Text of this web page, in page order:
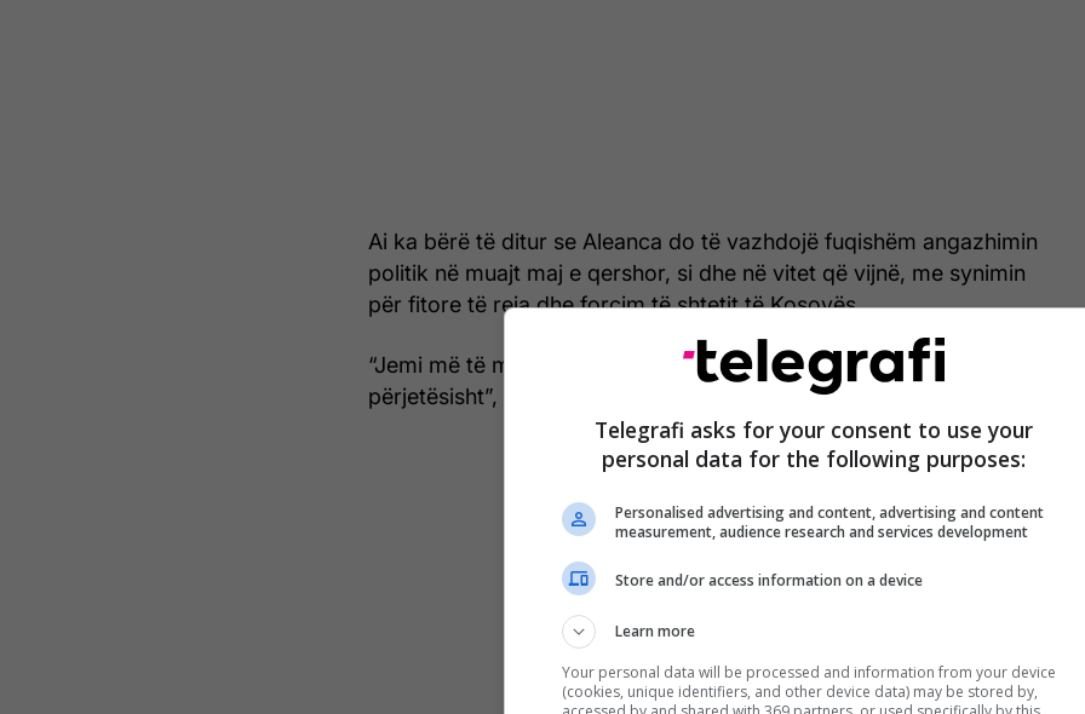
Ai ka bërë të ditur se Aleanca do të vazhdojë fuqishëm angazhimin
politik në muajt maj e qershor, si dhe në vitet që vijnë, me synimin
për fitore të reja dhe forcim të shtetit të Kosovës.
“Jemi më të mirët. Me ju, për shtetin. Me Kosovën, me Aleancën,
përjetësisht”, ka deklaruar Haradinaj. /Telegrafi/
Telegrafi asks for your consent to use your
personal data for the following purposes:
Personalised advertising and content, advertising and content
measurement, audience research and services development
Store and/or access information on a device
Learn more
Your personal data will be processed and information from your device
(cookies, unique identifiers, and other device data) may be stored by,